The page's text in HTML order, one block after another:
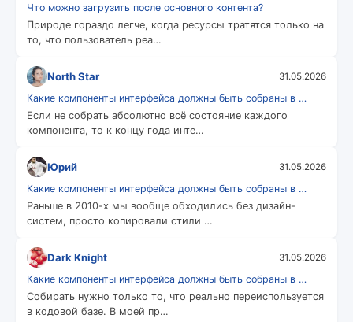
Что можно загрузить после основного контента?
Природе гораздо легче, когда ресурсы тратятся только на
то, что пользователь реа…
North Star 31.05.2026
Какие компоненты интерфейса должны быть собраны в …
Если не собрать абсолютно всё состояние каждого
компонента, то к концу года инте…
Юрий 31.05.2026
Какие компоненты интерфейса должны быть собраны в …
Раньше в 2010-х мы вообще обходились без дизайн-
систем, просто копировали стили …
Dark Knight 31.05.2026
Какие компоненты интерфейса должны быть собраны в …
Собирать нужно только то, что реально переиспользуется
в кодовой базе. В моей пр…